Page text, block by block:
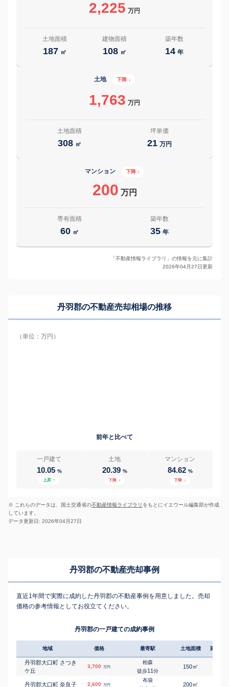
2,225 万円
土地面積
187 ㎡
建物面積
108 ㎡
築年数
14 年
土地 下降 ↓
1,763 万円
土地面積
308 ㎡
坪単価
21 万円
マンション 下降 ↓
200 万円
専有面積
60 ㎡
築年数
35 年
「不動産情報ライブラリ」の情報を元に集計
2026年04月27日更新
丹羽郡の不動産売却相場の推移
（単位：万円）
前年と比べて
一戸建て
10.05 %
上昇 ↑
土地
20.39 %
下降 ↓
マンション
84.62 %
下降 ↓
※ これらのデータは、国土交通省の不動産情報ライブラリ をもとにイエウール編集部が作成
しています。
データ更新日: 2026年04月27日
丹羽郡の不動産売却事例
直近1年間で実際に成約した丹羽郡の不動産事例を用意しました。売却
価格の参考情報としてお役立てください。
丹羽郡の一戸建ての成約事例
地域 価格 最寄駅 土地面積 延床面
丹羽郡大口町 さつき
ケ丘
3,700 万円
柏森
徒歩11分
150㎡
丹羽郡大口町 奈良子 2,600 万円
布袋
200㎡